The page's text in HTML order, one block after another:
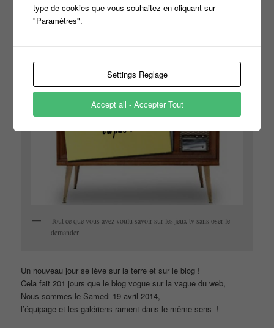
Publié le19 avril 2014partiti
Tout ce que vous avez voulu savoir sur les jeux tv sans oser le
demander
Un nouveau jour se lève sur la terre et sur le blog !
Cela fait 201 jours que le blog vogue sur la vague du web,
Nous sommes le Samedi 19 avril 2014,
l’équipage et les galériens rament dans le même sens !
type de cookies que vous souhaitez en cliquant sur
"Paramètres".
Settings Reglage
Accept all - Accepter Tout